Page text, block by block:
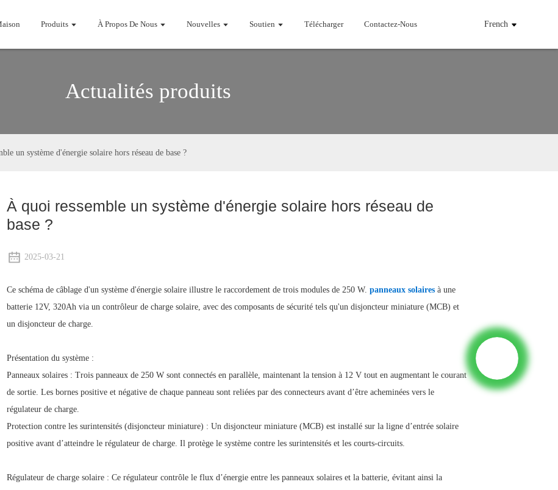
Produits À Propos De Nous Nouvelles Soutien Télécharger Contactez-Nous French
Actualités produits
un système d'énergie solaire hors réseau de base ?
À quoi ressemble un système d'énergie solaire hors réseau de
base ?
2025-03-21
Ce schéma de câblage d'un système d'énergie solaire illustre le raccordement de trois modules de 250 W. panneaux solaires à une
batterie 12V, 320Ah via un contrôleur de charge solaire, avec des composants de sécurité tels qu'un disjoncteur miniature (MCB) et
un disjoncteur de charge.
Présentation du système :
Panneaux solaires : Trois panneaux de 250 W sont connectés en parallèle, maintenant la tension à 12 V tout en augmentant le courant
de sortie. Les bornes positive et négative de chaque panneau sont reliées par des connecteurs avant d’être acheminées vers le
régulateur de charge.
Protection contre les surintensités (disjoncteur miniature) : Un disjoncteur miniature (MCB) est installé sur la ligne d’entrée solaire
positive avant d’atteindre le régulateur de charge. Il protège le système contre les surintensités et les courts-circuits.
Régulateur de charge solaire : Ce régulateur contrôle le flux d’énergie entre les panneaux solaires et la batterie, évitant ainsi la